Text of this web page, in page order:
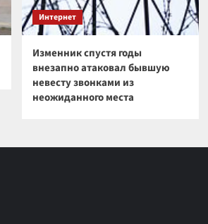
Интернет
Изменник спустя годы
внезапно атаковал бывшую
невесту звонками из
неожиданного места